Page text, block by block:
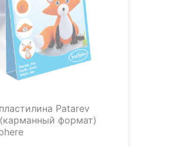
Patarev
формат)